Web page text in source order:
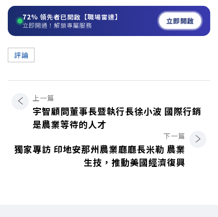
72% 領先者已開啟【職場雷達】
立即開通！解鎖專屬服務 立即開啟
評論
上一篇
宇智顧問董事長暨執行長徐小波 國際行銷
是農業等待的人才
下一篇
獨家專訪 印地安那州農業廳廳長米勒 農業
生技，推動美國經濟復興